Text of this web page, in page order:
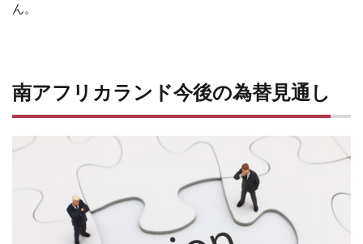
ん。
南アフリカランド今後の為替見通し